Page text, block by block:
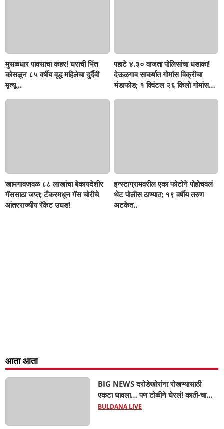
मुसळधार पावसाचा कहर! घराची भिंत
कोसळून ८५ वर्षीय वृद्ध महिलेचा दुर्दैवी
मृत्यू...
पहाटे ४.३० वाजता पोलिसांचा धडाका!
देऊळगाव साकर्षात गोमांस विक्रीचा
भंडाफोड; १ क्विंटल २६ किलो गोमांस
खामगावजवळ ८८ लाखांचा बेकायदेशीर
गॅससाठा जप्त; टँकरमधून गॅस चोरीचे
आंतरराज्यीय रॅकेट उघड!
इन्स्टाग्रामवरील एका फोटोने पोहोचवलं
थेट पोलीस ठाण्यात; १९ वर्षीय तरुण
अटकेत..
आता आता
BIG NEWS दरोडेखोरांना रोखण्यासाठी
एकटा धावला… पण टोळीने घेरलं! काठी-चाकूचे
सपासप वार; ५२ वर्षीय शेतकऱ्याचा दुर्दैवी अंत!
BULDANA LIVE